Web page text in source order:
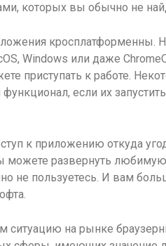
которых вы обычно не
кросплатформенны.
Windows или даже
приступать к работе.
если их
к приложению откуда
можете развернуть
не пользуетесь. И вам
ситуацию на рынке